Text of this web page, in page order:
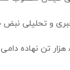
و تحلیلی نبض